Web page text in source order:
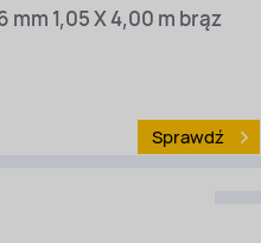
1,05 X 4,00 m brąz
Sprawdź